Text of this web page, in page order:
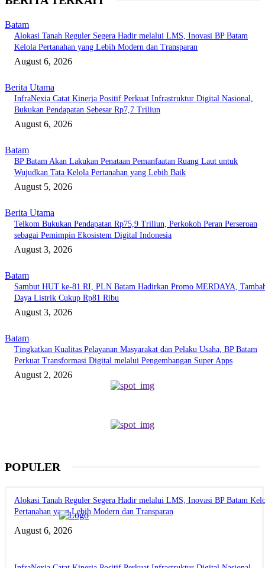
Batam
Alokasi Tanah Reguler Segera Hadir melalui LMS, Inovasi BP Batam
Kelola Pertanahan yang Lebih Modern dan Transparan
August 6, 2026
Berita Utama
InfraNexia Catat Kinerja Positif Perkuat Infrastruktur Digital Nasional,
Bukukan Pendapatan Sebesar Rp7,7 Triliun
August 6, 2026
Batam
BP Batam Akan Lakukan Penataan Pemanfaatan Ruang Laut untuk
Wujudkan Tata Kelola Pertanahan yang Lebih Baik
August 5, 2026
Berita Utama
Telkom Bukukan Pendapatan Rp75,9 Triliun, Perkokoh Peran Perseroan
sebagai Pemimpin Ekosistem Digital Indonesia
August 3, 2026
Batam
Sambut HUT ke-81 RI, PLN Batam Hadirkan Promo MERDAYA,
Daya Listrik Cukup Rp81 Ribu
August 3, 2026
Batam
Tingkatkan Kualitas Pelayanan Masyarakat dan Pelaku Usaha, BP Batam
Perkuat Transformasi Digital melalui Pengembangan Super Apps
August 2, 2026
POPULER
Alokasi Tanah Reguler Segera Hadir melalui LMS, Inovasi BP Batam
Pertanahan yang Lebih Modern dan Transparan
August 6, 2026